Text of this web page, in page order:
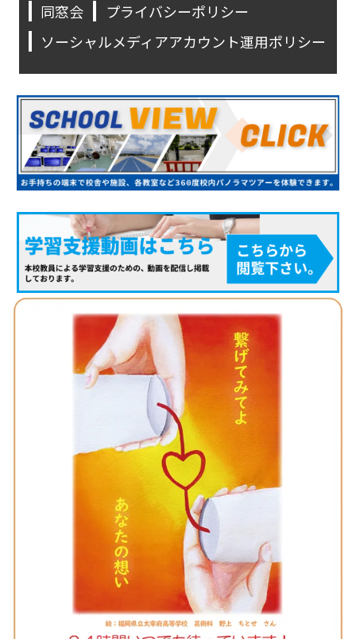
同窓会
プライバシーポリシー
ソーシャルメディアアカウント運用ポリシー